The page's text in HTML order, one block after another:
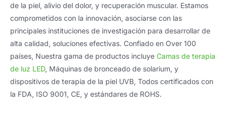
de la piel, alivio del dolor, y recuperación muscular. Estamos
comprometidos con la innovación, asociarse con las
principales instituciones de investigación para desarrollar de
alta calidad, soluciones efectivas. Confiado en Over 100
países, Nuestra gama de productos incluye Camas de terapia
de luz LED, Máquinas de bronceado de solarium, y
dispositivos de terapia de la piel UVB, Todos certificados con
la FDA, ISO 9001, CE, y estándares de ROHS.